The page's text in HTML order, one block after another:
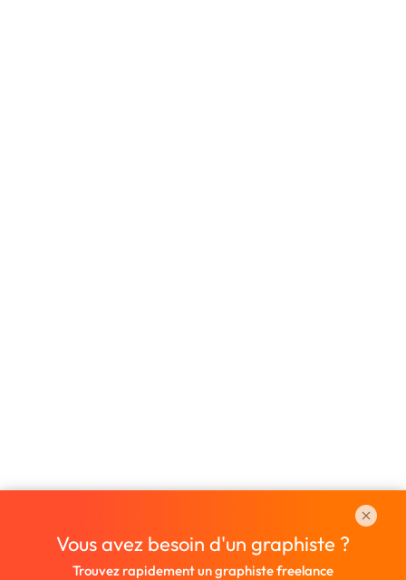
Vous avez besoin d'un graphiste ?
Trouvez rapidement un graphiste freelance